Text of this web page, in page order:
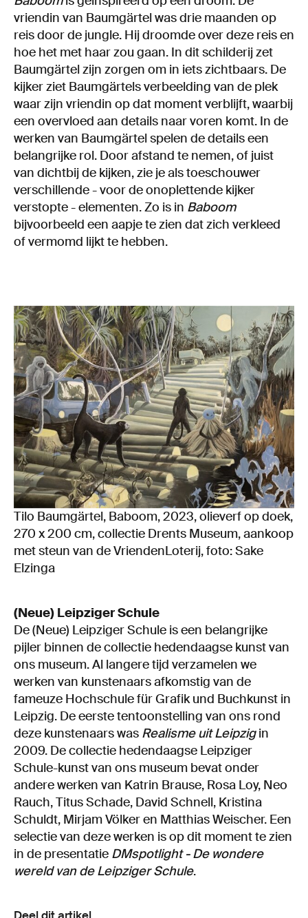
vriendin van Baumgärtel was drie maanden op
reis door de jungle. Hij droomde over deze reis en
hoe het met haar zou gaan. In dit schilderij zet
Baumgärtel zijn zorgen om in iets zichtbaars. De
kijker ziet Baumgärtels verbeelding van de plek
waar zijn vriendin op dat moment verblijft, waarbij
een overvloed aan details naar voren komt. In de
werken van Baumgärtel spelen de details een
belangrijke rol. Door afstand te nemen, of juist
van dichtbij de kijken, zie je als toeschouwer
verschillende - voor de onoplettende kijker
verstopte - elementen. Zo is in Baboom
bijvoorbeeld een aapje te zien dat zich verkleed
of vermomd lijkt te hebben.
Tilo Baumgärtel, Baboom, 2023, olieverf op doek,
270 x 200 cm, collectie Drents Museum, aankoop
met steun van de VriendenLoterij, foto: Sake
Elzinga
(Neue) Leipziger Schule
De (Neue) Leipziger Schule is een belangrijke
pijler binnen de collectie hedendaagse kunst van
ons museum. Al langere tijd verzamelen we
werken van kunstenaars afkomstig van de
fameuze Hochschule für Grafik und Buchkunst in
Leipzig. De eerste tentoonstelling van ons rond
deze kunstenaars was Realisme uit Leipzigin
2009. De collectie hedendaagse Leipziger
Schule-kunst van ons museum bevat onder
andere werken van Katrin Brause, Rosa Loy, Neo
Rauch, Titus Schade, David Schnell, Kristina
Schuldt, Mirjam Völker en Matthias Weischer. Een
selectie van deze werken is op dit moment te zien
in de presentatie DMspotlight - De wondere
wereld van de Leipziger Schule.